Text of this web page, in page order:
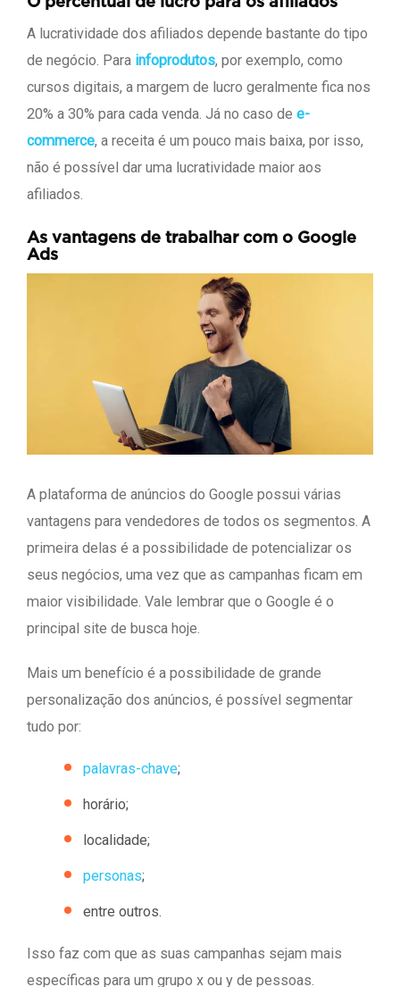
A lucratividade dos afiliados depende bastante do tipo
de negócio. Para infoprodutos, por exemplo, como
cursos digitais, a margem de lucro geralmente fica nos
20% a 30% para cada venda. Já no caso de e-
commerce, a receita é um pouco mais baixa, por isso,
não é possível dar uma lucratividade maior aos
afiliados.
As vantagens de trabalhar com o Google
Ads
A plataforma de anúncios do Google possui várias
vantagens para vendedores de todos os segmentos. A
primeira delas é a possibilidade de potencializar os
seus negócios, uma vez que as campanhas ficam em
maior visibilidade. Vale lembrar que o Google é o
principal site de busca hoje.
Mais um benefício é a possibilidade de grande
personalização dos anúncios, é possível segmentar
tudo por:
palavras-chave;
horário;
localidade;
personas;
entre outros.
Isso faz com que as suas campanhas sejam mais
específicas para um grupo x ou y de pessoas.